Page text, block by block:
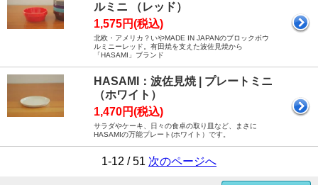
ルミニ （レッド）
1,575円(税込)
北欧・アメリカ？いやMADE IN JAPANのブロックボウ
ルミニーレッド。有田焼を支えた波佐見焼から
「HASAMI」ブランド
HASAMI：波佐見焼 | プレートミニ
（ホワイト）
1,470円(税込)
サラダやケーキ、日々の食卓の取り皿など、まさに
HASAMIの万能プレート(ホワイト）です。
1-12 / 51 次のページへ